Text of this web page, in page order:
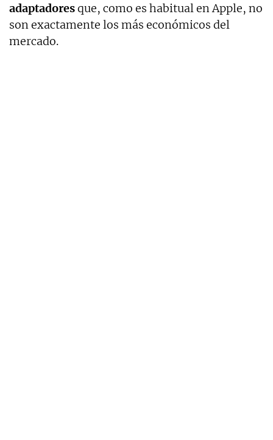
adaptadoresque, como es habitual en Apple, no
son exactamente los más económicos del
mercado.